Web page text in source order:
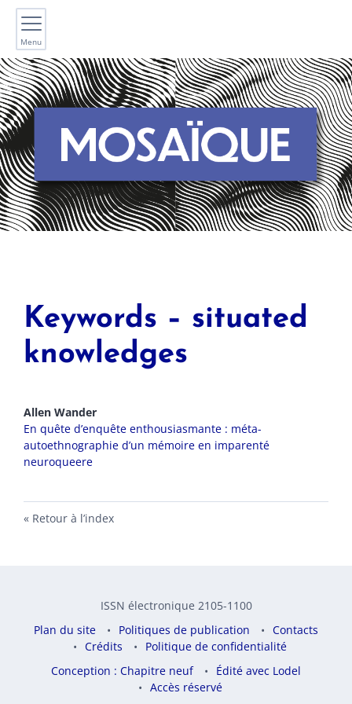
Menu
Keywords – situated
knowledges
Allen Wander
En quête d’enquête enthousiasmante : méta-
autoethnographie d’un mémoire en imparenté
neuroqueere
Retour à l’index
ISSN électronique 2105-1100
Plan du site
Politiques de publication
Contacts
Crédits
Politique de confidentialité
Conception : Chapitre neuf
Édité avec Lodel
Accès réservé